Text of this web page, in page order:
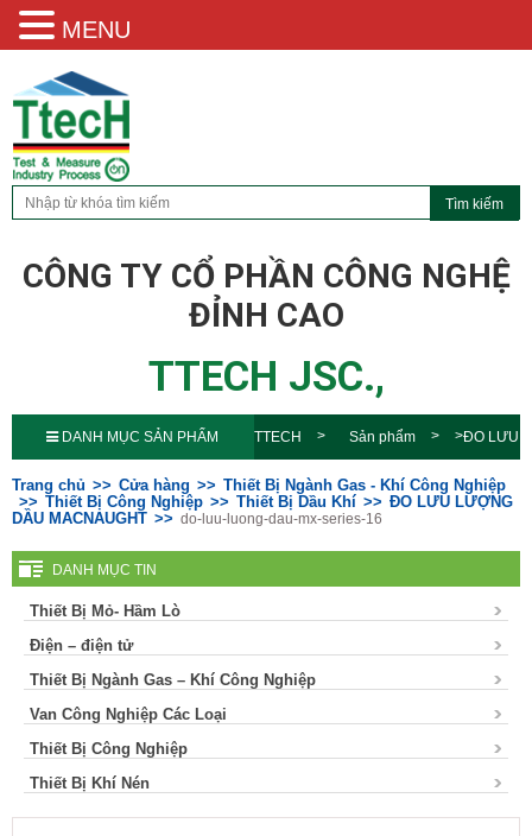
CÔNG TY CỔ PHẦN CÔNG NGHỆ
ĐỈNH CAO
TTECH JSC.,
DANH MỤC SẢN PHẨM TTECH Sản phẩm ĐO LƯU
LƯỢNG DẦU MACNAUGHT do-
luu-luong-dau-mx-series-16
Trang chủ Cửa hàng
Thiết Bị Ngành Gas - Khí Công Nghiệp
Thiết Bị Công Nghiệp
Thiết Bị Dầu Khí
ĐO LƯU LƯỢNG
DẦU MACNAUGHT
do-luu-luong-dau-mx-series-16
DANH MỤC TIN
Thiết Bị Mỏ- Hầm Lò
Điện – điện tử
Thiết Bị Ngành Gas – Khí Công Nghiệp
Van Công Nghiệp Các Loại
Thiết Bị Công Nghiệp
Thiết Bị Khí Nén
MENU